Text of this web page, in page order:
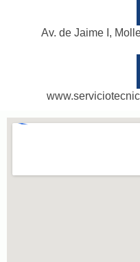
Av. de Jaime I,